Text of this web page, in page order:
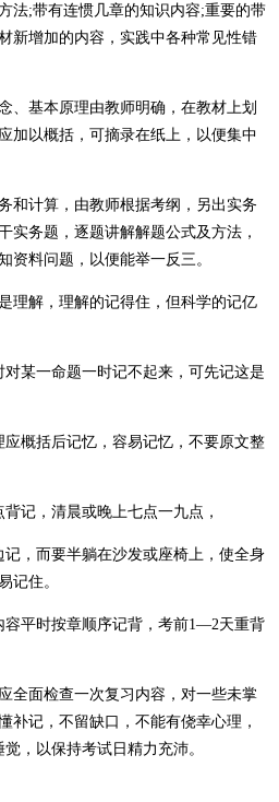
法;带有连惯几章的知识内容;重要的带
新增加的内容，实践中各种常见性错
基本原理由教师明确，在教材上划
加以概括，可摘录在纸上，以便集中
计算，由教师根据考纲，另出实务
实务题，逐题讲解解题公式及方法，
资料问题，以便能举一反三。
解，理解的记得住，但科学的记亿
一命题一时记不起来，可先记这是
括后记忆，容易记忆，不要原文整
，清晨或晚上七点一九点，
而要半躺在沙发或座椅上，使全身
记住。
平时按章顺序记背，考前1—2天重背
面检查一次复习内容，对一些未掌
补记，不留缺口，不能有侥幸心理，
，以保持考试日精力充沛。